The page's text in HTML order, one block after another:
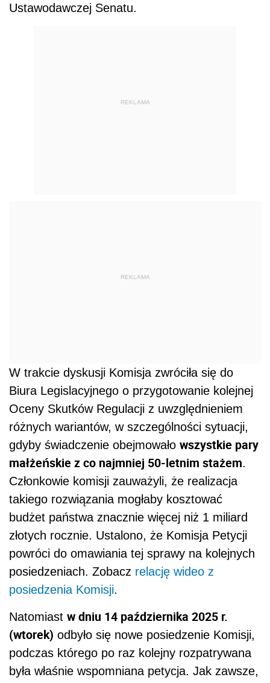
Ustawodawczej Senatu.
REKLAMA
REKLAMA
W trakcie dyskusji Komisja zwróciła się do
Biura Legislacyjnego o przygotowanie kolejnej
Oceny Skutków Regulacji z uwzględnieniem
różnych wariantów, w szczególności sytuacji,
gdyby świadczenie obejmowało wszystkie pary
małżeńskie z co najmniej 50-letnim stażem.
Członkowie komisji zauważyli, że realizacja
takiego rozwiązania mogłaby kosztować
budżet państwa znacznie więcej niż 1 miliard
złotych rocznie. Ustalono, że Komisja Petycji
powróci do omawiania tej sprawy na kolejnych
posiedzeniach. Zobacz relację wideo z
posiedzenia Komisji.
Natomiast w dniu 14 października 2025 r.
(wtorek) odbyło się nowe posiedzenie Komisji,
podczas którego po raz kolejny rozpatrywana
była właśnie wspomniana petycja. Jak zawsze,